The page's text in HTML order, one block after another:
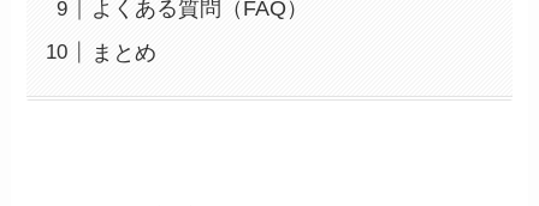
よくある質問（FAQ）
まとめ